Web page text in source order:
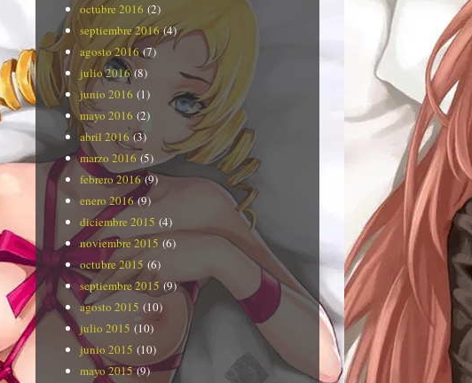
octubre 2016 (2)
septiembre 2016(4)
agosto 2016(7)
julio 2016(8)
junio 2016 (1)
mayo 2016 (2)
abril 2016 (3)
marzo 2016 (5)
febrero 2016(9)
enero 2016(9)
diciembre 2015 (4)
noviembre 2015 (6)
octubre 2015 (6)
septiembre 2015 (9)
agosto 2015 (10)
julio 2015 (10)
junio 2015 (10)
mayo 2015(9)